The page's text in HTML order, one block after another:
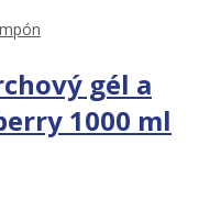
gél a
1000 ml